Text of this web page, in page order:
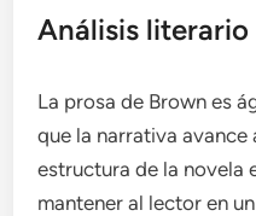
Análisis literario
La prosa de Brown es
que la narrativa
estructura de la novela
mantener al lector en